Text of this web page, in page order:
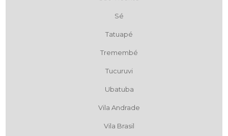
Sé
Tatuapé
Tremembé
Tucuruvi
Ubatuba
Vila Andrade
Vila Brasil